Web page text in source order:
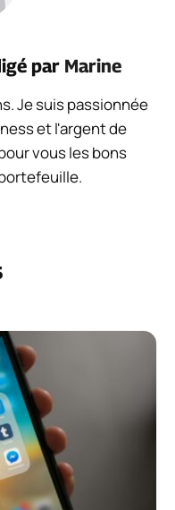
par Marine
Je suis passionnée
et l'argent de
vous les bons